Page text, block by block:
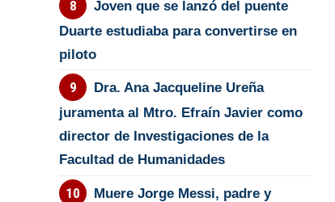
Joven que se lanzó del puente
Duarte estudiaba para convertirse en
piloto
Dra. Ana Jacqueline Ureña
juramenta al Mtro. Efraín Javier como
director de Investigaciones de la
Facultad de Humanidades
Muere Jorge Messi, padre y